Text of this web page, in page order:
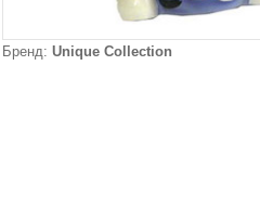
Бренд: Unique Collection